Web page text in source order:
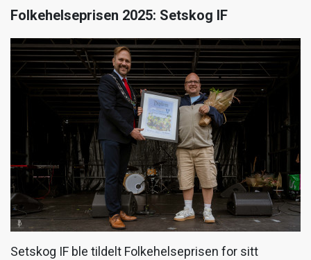
Folkehelseprisen 2025: Setskog IF
Setskog IF ble tildelt Folkehelseprisen for sitt